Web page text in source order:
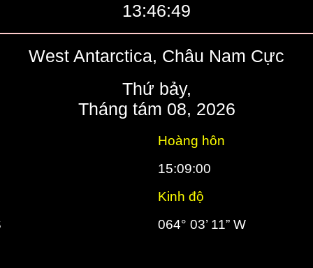
13:46:50
West Antarctica, Châu Nam Cực
Thứ bảy,
Tháng tám 08, 2026
Hoàng hôn
15:09:00
Kinh độ
064° 03’ 11” W